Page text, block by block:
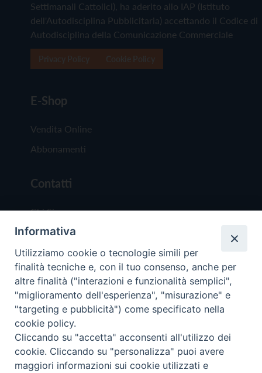
Settimanali Cattolici), ha aderito allo IAP (Istituto
dell'Autodisciplina Pubblicitaria) accettando il Codice di
Autodisciplina della Comunicazione Commerciale
E-Shop
Vendita Online
Abbonamenti
Contatti
Chi Siamo
Redazione
Scrivici
Copyright © 2019 - Tutti i diritti riservati - Vita
Trentina Editrice
Informativa
Utilizziamo cookie o tecnologie simili per
finalità tecniche e, con il tuo consenso, anche per
altre finalità ("interazioni e funzionalità semplici",
"miglioramento dell'esperienza", "misurazione" e
"targeting e pubblicità") come specificato nella
cookie policy.
Cliccando su "accetta" acconsenti all'utilizzo dei
cookie. Cliccando su "personalizza" puoi avere
maggiori informazioni sui cookie utilizzati e